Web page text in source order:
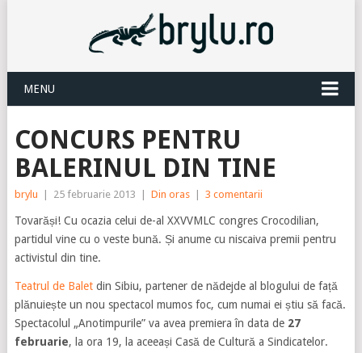
MENU
CONCURS PENTRU
BALERINUL DIN TINE
brylu 25 februarie 2013 Din oras 3 comentarii
Tovarăși! Cu ocazia celui de-al XXVVMLC congres Crocodilian,
partidul vine cu o veste bună. Și anume cu niscaiva premii pentru
activistul din tine.
Teatrul de Baletdin Sibiu, partener de nădejde al blogului de față
plănuiește un nou spectacol mumos foc, cum numai ei știu să facă.
Spectacolul „Anotimpurile” va avea premiera în data de 27
februarie, la ora 19, la aceeași Casă de Cultură a Sindicatelor.